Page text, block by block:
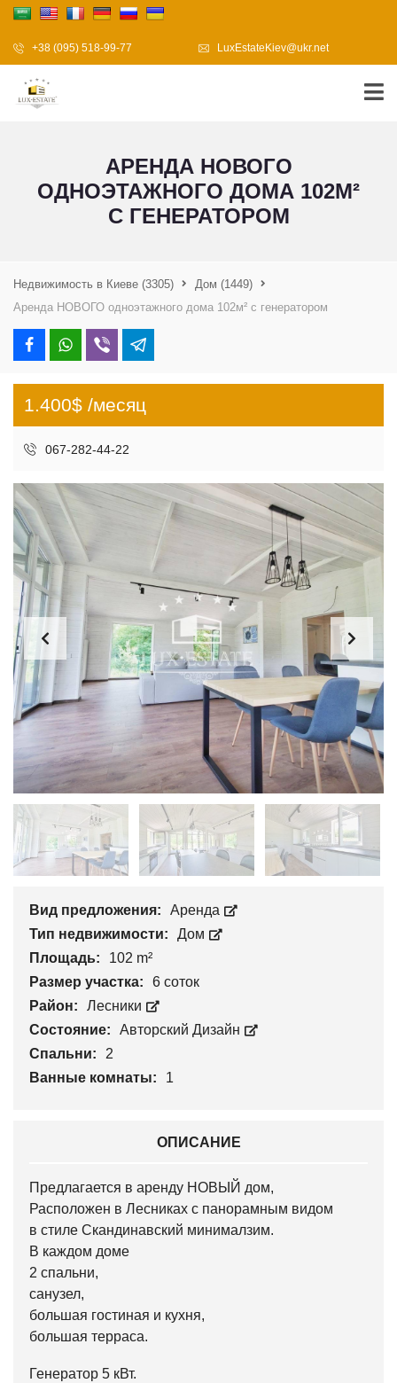
+38 (095) 518-99-77 LuxEstateKiev@ukr.net
АРЕНДА НОВОГО
ОДНОЭТАЖНОГО ДОМА 102М²
С ГЕНЕРАТОРОМ
Недвижимость в Киеве (3305) Дом (1449)
Аренда НОВОГО одноэтажного дома 102м² с генератором
1.400$ /месяц
067-282-44-22
Вид предложения:
Аренда
Тип недвижимости:
Дом
Площадь:
102 m²
Размер участка:
6 соток
Район:
Лесники
Состояние:
Авторский Дизайн
Спальни:
2
Ванные комнаты:
1
ОПИСАНИЕ
Предлагается в аренду НОВЫЙ дом,
Расположен в Лесниках с панорамным видом
в стиле Скандинавский минималзим.
В каждом доме
2 спальни,
санузел,
большая гостиная и кухня,
большая терраса.
Генератор 5 кВт.